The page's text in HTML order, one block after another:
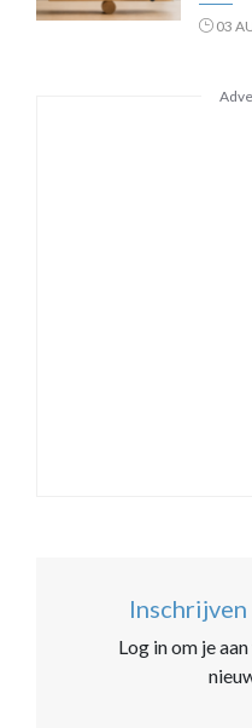
03
Log in om je